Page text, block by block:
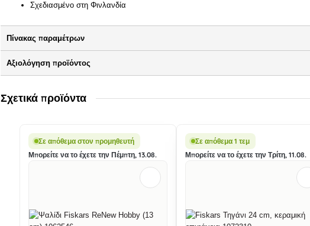
Σχεδιασμένο στη Φινλανδία
Πίνακας παραμέτρων
Αξιολόγηση προϊόντος
Σχετικά προϊόντα
Σε απόθεμα στον προμηθευτή
Μπορείτε να το έχετε την Πέμπτη, 13.08.
Σε απόθεμα 1 τεμ
Μπορείτε να το έχετε την Τρίτη, 11.08.